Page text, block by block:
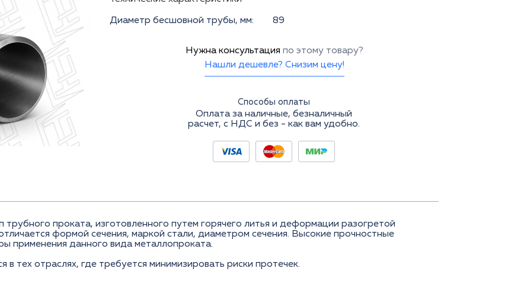
Диаметр бесшовной трубы, мм: 89
Нужна консультация по этому товару?
Нашли дешевле? Снизим цену!
Способы оплаты
Оплата за наличные, безналичный
расчет, с НДС и без - как вам удобно.
проката, изготовленного путем горячего литья и деформации разогретой
формой сечения, маркой стали, диаметром сечения. Высокие прочностные
применения данного вида металлопроката.
тех отраслях, где требуется минимизировать риски протечек.